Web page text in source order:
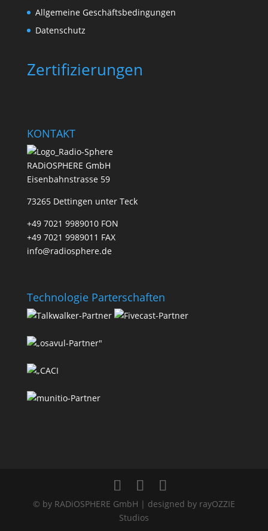
Allgemeine Geschäftsbedingungen
Datenschutz
Zertifizierungen
KONTAKT
RADiOSPHERE GmbH
Eisenbahnstrasse 59
73265 Dettingen unter Teck
+49 7021 9989010 FON
+49 7021 9989011 FAX
info@radiosphere.de
Technologie Parterschaften
© by RADiOSPHERE GmbH | designed by rayOZZIE
Studios